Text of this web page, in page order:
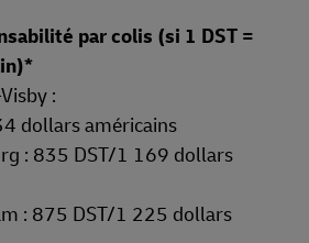
par colis (si 1 DST =
:
dollars américains
: 835 DST/1 169 dollars
: 875 DST/1 225 dollars